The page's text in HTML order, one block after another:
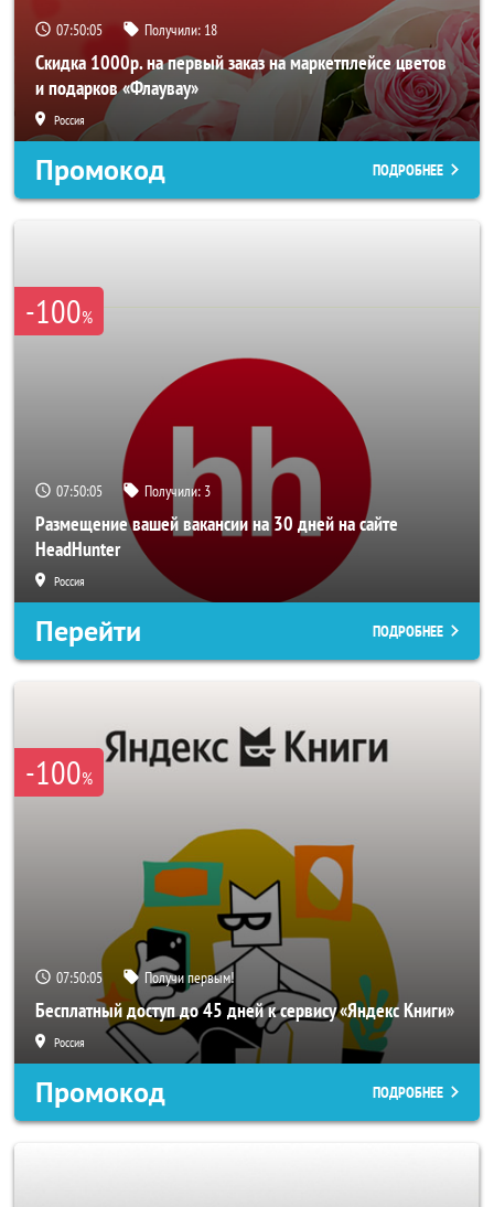
07:50:02 Получили: 18
Скидка 1000р. на первый заказ на маркетплейсе цветов
и подарков «Флаувау»
Россия
Промокод ПОДРОБНЕЕ
-100%
07:50:02 Получили: 3
Размещение вашей вакансии на 30 дней на сайте
HeadHunter
Россия
Перейти ПОДРОБНЕЕ
-100%
07:50:02 Получи первым!
Бесплатный доступ до 45 дней к сервису «Яндекс Книги»
Россия
Промокод ПОДРОБНЕЕ